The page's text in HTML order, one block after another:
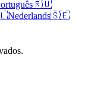
🇷🇺
Nederlands🇸🇪